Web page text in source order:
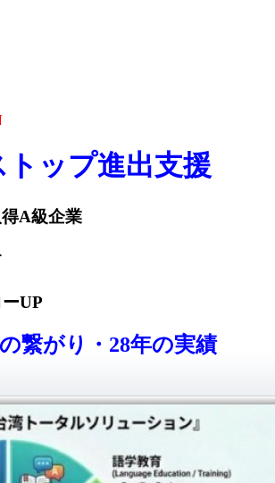
トップ進出支援
A級企業
UP
繋がり・28年の実績